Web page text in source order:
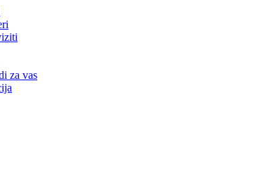
za vas